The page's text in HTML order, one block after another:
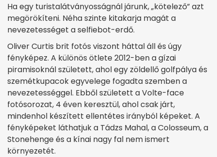
Ha egy turistalátványosságnál járunk, „kötelező” azt
megörökíteni. Néha szinte kitakarja magát a
nevezetességet a selfiebot-erdő.
Oliver Curtis brit fotós viszont háttal áll és úgy
fényképez. A különös ötlete 2012-ben a gízai
piramisoknál született, ahol egy zöldellő golfpálya és
szemétkupacok egyvelege fogadta szemben a
nevezetességgel. Ebből született a Volte-face
fotósorozat, 4 éven keresztül, ahol csak járt,
mindenhol készített ellentétes irányból képeket. A
fényképeket láthatjuk a Tádzs Mahal, a Colosseum, a
Stonehenge és a kínai nagy fal nem ismert
környezetét.